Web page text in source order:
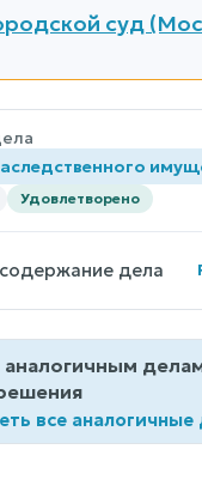
суд
Удовлетворено
дела
все аналогичные